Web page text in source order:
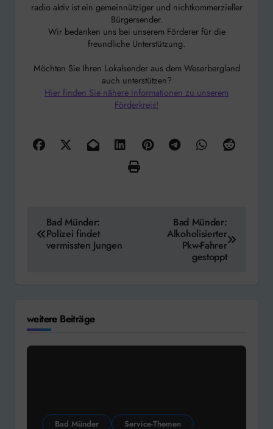
radio aktiv ist ein gemeinnütziger und nichtkommerzieller
Bürgersender.
Wir bedanken uns bei unserem Förderer für die
freundliche Unterstützung.
Möchten Sie Ihren Lokalsender aus dem Weserbergland
auch unterstützen?
Hier finden Sie nähere Informationen zu unserem
Förderkreis!
Beitragsnavigation
Bad Münder:
Polizei findet
vermissten Jungen
Bad Münder:
Alkoholisierter
Pkw-Fahrer
gestoppt
weitere Beiträge
Bad Münder Service-Themen